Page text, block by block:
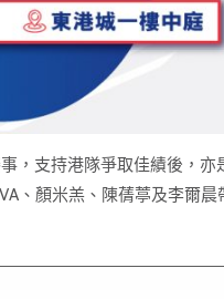
，支持港隊爭取佳績後，
、顏米羔、陳蒨葶及李爾